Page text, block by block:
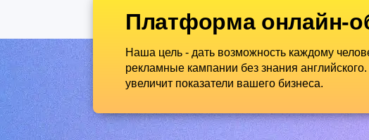
Платформа онлайн-
Наша цель - дать возможность каждому
рекламные кампании без знания
увеличит показатели вашего бизнеса.